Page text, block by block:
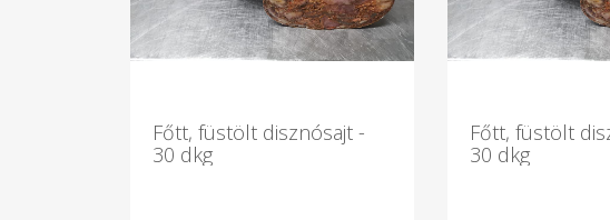
Főtt, füstölt disznósajt -
30 dkg
Főtt, füstölt
30 dkg